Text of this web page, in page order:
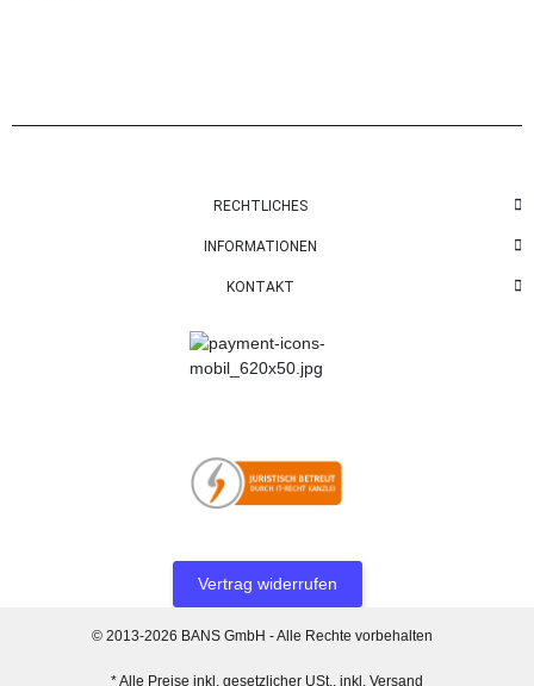
RECHTLICHES
INFORMATIONEN
KONTAKT
Vertrag widerrufen
© 2013-2026 BANS GmbH - Alle Rechte vorbehalten
* Alle Preise inkl. gesetzlicher USt., inkl. Versand